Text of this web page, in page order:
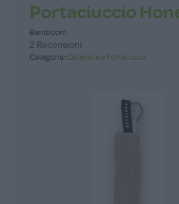
Portaciuccio
Bamboom
2 Recensioni
Categoria: Catenelle e Portaciucci